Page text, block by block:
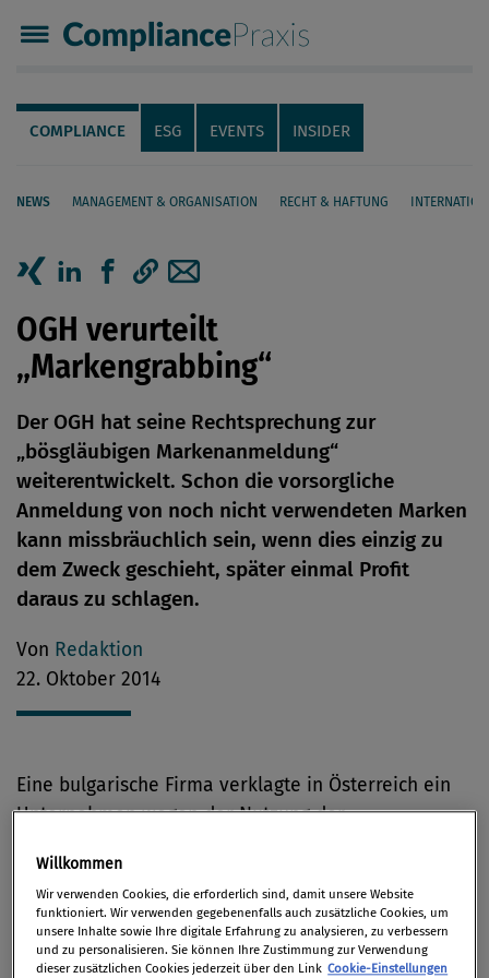
Compliance Praxis
Servicenavigation
Navigation
COMPLIANCE ESG EVENTS INSIDER
NEWS MANAGEMENT & ORGANISATION RECHT & HAFTUNG
Seiteninhalt
Artikel auf Xing teilen
Artikel auf linkedIn teilen
Artikel auf Facebook teilen
Artikellink kopieren
Artikel per Mail teilen
OGH verurteilt
„Markengrabbing“
Der OGH hat seine Rechtsprechung zur
„bösgläubigen Markenanmeldung“
weiterentwickelt. Schon die vorsorgliche
Anmeldung von noch nicht verwendeten Marken
kann missbräuchlich sein, wenn dies einzig zu
dem Zweck geschieht, später einmal Profit
daraus zu schlagen.
Von Redaktion
22. Oktober 2014
Eine bulgarische Firma verklagte in Österreich ein
Unternehmen wegen der Nutzung der
Inhaber sie sei. Der Oberste Gerichtshof hatte zu
entscheiden, ob die Klage berechtigt ist, oder die
Gesellschaft, deren Geschäftszweck in der
„Verwaltung von Marken“ liegt, verbotenes
Willkommen
Wir verwenden Cookies, die erforderlich sind, damit unsere Website
funktioniert. Wir verwenden gegebenenfalls auch zusätzliche Cookies, um
unsere Inhalte sowie Ihre digitale Erfahrung zu analysieren, zu verbessern
und zu personalisieren. Sie können Ihre Zustimmung zur Verwendung
dieser zusätzlichen Cookies jederzeit über den Link Cookie-Einstellungen